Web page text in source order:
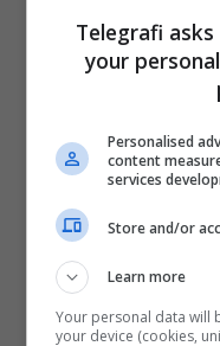
Pthp-Maqedoni
Telegrafi
your
Personalised
content
services
Store and/or
Learn more
Your personal data will
your device (cookies,